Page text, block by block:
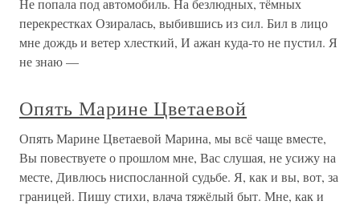
Не попала под автомобиль. На безлюдных, тёмных
перекрестках Озиралась, выбившись из сил. Бил в лицо
мне дождь и ветер хлесткий, И ажан куда-то не пустил. Я
не знаю —
Опять Марине Цветаевой
Опять Марине Цветаевой Марина, мы всё чаще вместе,
Вы повествуете о прошлом мне, Вас слушая, не усижу на
месте, Дивлюсь ниспосланной судьбе. Я, как и вы, вот, за
границей. Пишу стихи, влача тяжёлый быт. Мне, как и